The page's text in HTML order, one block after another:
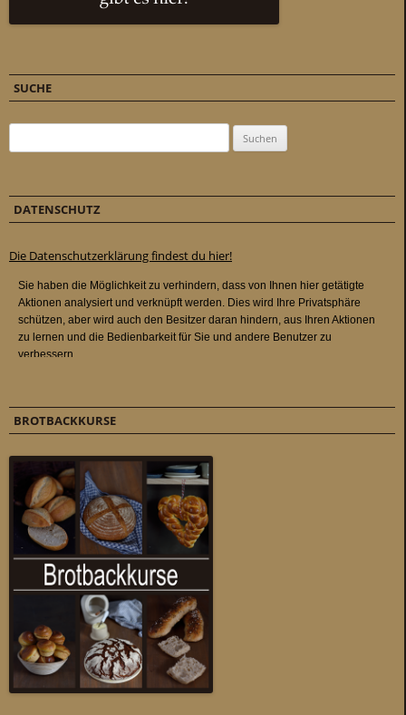
SUCHE
DATENSCHUTZ
Die Datenschutzerklärung findest du hier!
BROTBACKKURSE